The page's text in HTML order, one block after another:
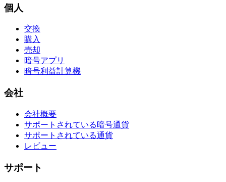
個人
交換
購入
売却
暗号アプリ
暗号利益計算機
会社
会社概要
サポートされている暗号通貨
サポートされている通貨
レビュー
サポート